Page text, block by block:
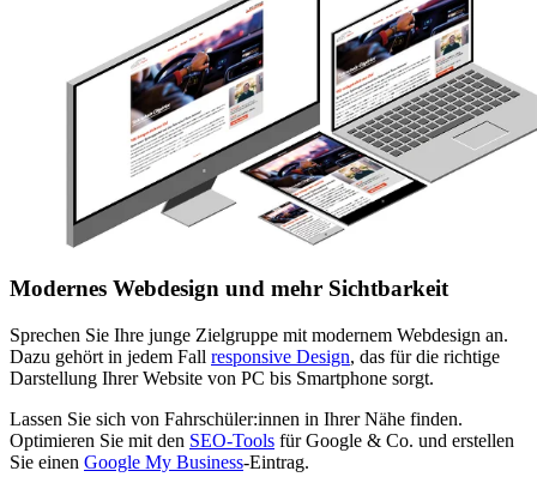
Modernes Webdesign und mehr Sichtbarkeit
Sprechen Sie Ihre junge Zielgruppe mit modernem Webdesign an.
Dazu gehört in jedem Fall responsive Design, das für die richtige
Darstellung Ihrer Website von PC bis Smartphone sorgt.
Lassen Sie sich von Fahrschüler:innen in Ihrer Nähe finden.
Optimieren Sie mit den SEO-Tools für Google & Co. und erstellen
Sie einen Google My Business-Eintrag.